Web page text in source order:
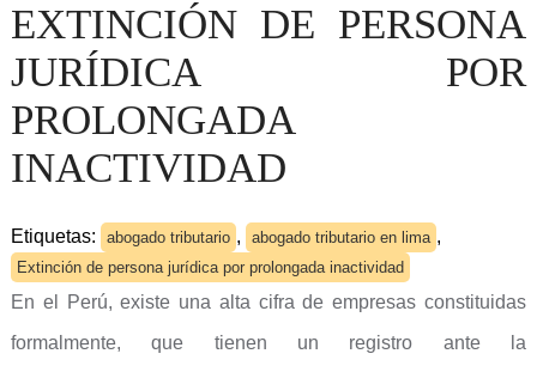
EXTINCIÓN DE PERSONA
JURÍDICA POR
PROLONGADA
INACTIVIDAD
Etiquetas: abogado tributario , abogado tributario en lima ,
Extinción de persona jurídica por prolongada inactividad
En el Perú, existe una alta cifra de empresas constituidas
formalmente, que tienen un registro ante la